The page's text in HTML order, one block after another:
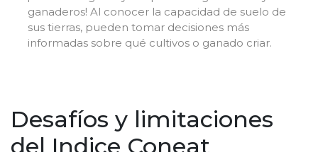
ganaderos! Al conocer la capacidad de suelo de
sus tierras, pueden tomar decisiones más
informadas sobre qué cultivos o ganado criar.
Desafíos y limitaciones
del Indice Coneat